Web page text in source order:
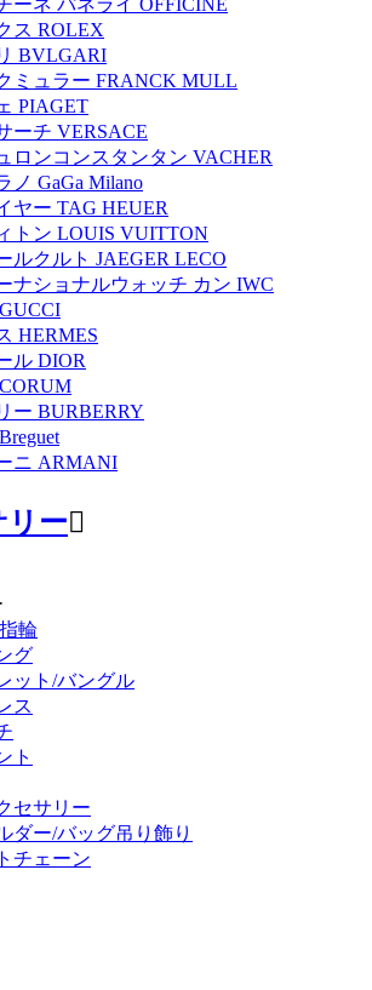
ス ROLEX
BVLGARI
ミュラー FRANCK MULL
PIAGET
ーチ VERSACE
ロンコンスタンタン VACHER
ノ GaGa Milano
ヤー TAG HEUER
トン LOUIS VUITTON
ルクルト JAEGER LECO
ナショナルウォッチ カン IWC
HERMES
ル DIOR
ー BURBERRY
ニ ARMANI
リー
輪
グ
ット/バングル
ス
ト
セサリー
ダー/バッグ吊り飾り
チェーン